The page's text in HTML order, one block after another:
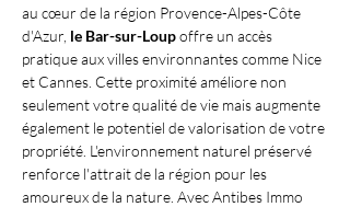
au cœur de la région Provence-Alpes-Côte
d'Azur, le Bar-sur-Loup offre un accès
pratique aux villes environnantes comme Nice
et Cannes. Cette proximité améliore non
seulement votre qualité de vie mais augmente
également le potentiel de valorisation de votre
propriété. L'environnement naturel préservé
renforce l'attrait de la région pour les
amoureux de la nature. Avec Antibes Immo